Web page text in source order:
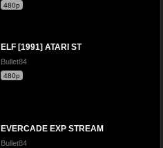
480p
ELF [1991] ATARI ST
Bullet84
480p
EVERCADE EXP STREAM
Bullet84